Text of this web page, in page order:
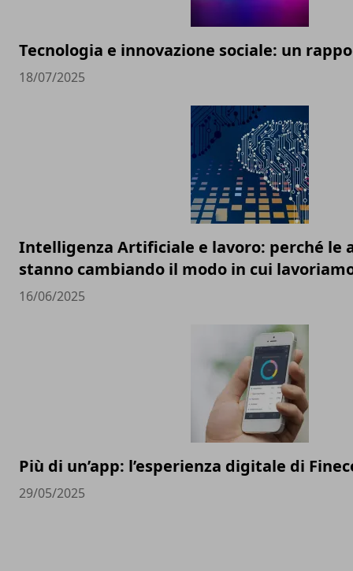
Tecnologia e innovazione sociale: un
18/07/2025
Intelligenza Artificiale e lavoro: perché le
stanno cambiando il modo in cui
16/06/2025
Più di un’app: l’esperienza digitale di
29/05/2025